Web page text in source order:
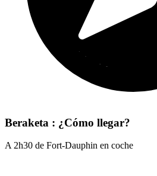
Beraketa : ¿Cómo llegar?
A 2h30 de Fort-Dauphin en coche